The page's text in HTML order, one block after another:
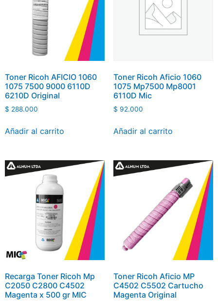
Toner Ricoh AFICIO 1060
1075 7500 9000 6110D
6210D Original
$ 288.000
Añadir al carrito
Toner Ricoh Aficio 1060
1075 Mp7500 Mp8001
6110D Mic
$ 92.000
Añadir al carrito
Recarga Toner Ricoh Mp
C2050 C2800 C4502
Magenta x 500 gr MIC
Toner Ricoh Aficio MP
C4502 C5502 Cartucho
Magenta Original